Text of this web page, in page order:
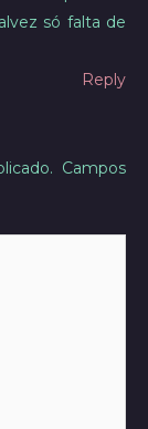
só falta de
Reply
Campos